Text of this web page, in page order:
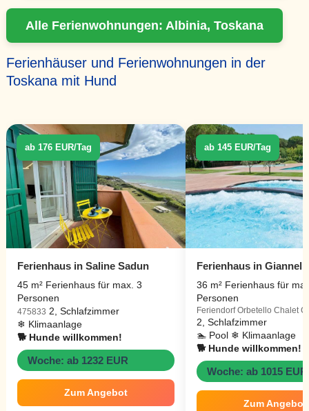
Alle Ferienwohnungen: Albinia, Toskana
Ferienhäuser und Ferienwohnungen in der
Toskana mit Hund
ab 176 EUR/Tag
Ferienhaus in Saline Sadun
45 m² Ferienhaus für max. 3
Personen
475833 2, Schlafzimmer
❄ Klimaanlage
🐕 Hunde willkommen!
Woche: ab 1232 EUR
Zum Angebot
ab 145 EUR/Tag
Ferienhaus in
36 m² Ferienhaus für
Personen
Feriendorf Orbetello Chalet
2, Schlafzimmer
🏊 Pool ❄ Klimaanlage
🐕 Hunde willkommen!
Woche: ab 1015 EUR
Zum Angebot